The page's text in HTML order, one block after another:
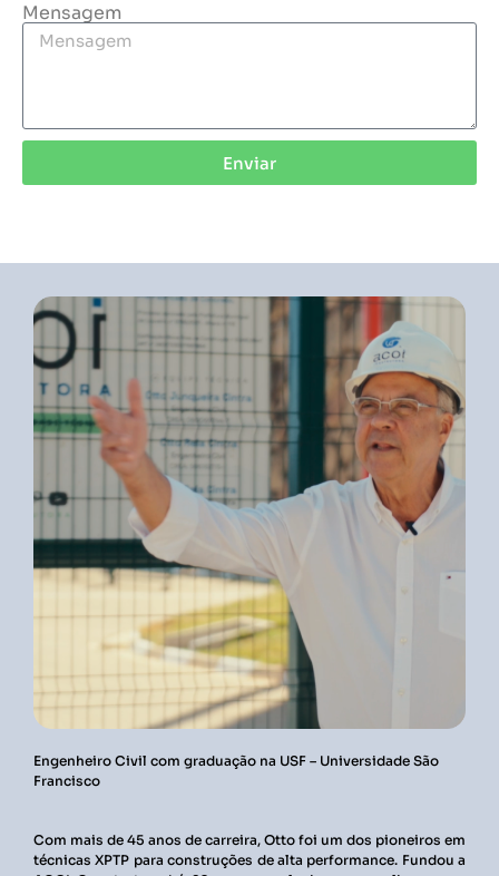
Mensagem
Enviar
Engenheiro Civil com graduação na USF – Universidade São
Francisco
Com mais de 45 anos de carreira, Otto foi um dos pioneiros em
técnicas XPTP para construções de alta performance. Fundou a